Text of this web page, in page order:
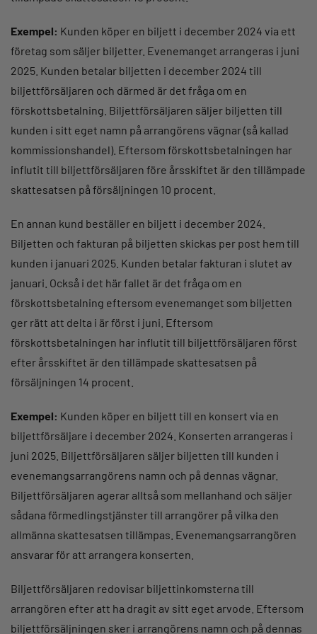
Exempel: Kunden köper en biljett i december 2024 via ett
företag som säljer biljetter. Evenemanget arrangeras i juni
2025. Kunden betalar biljetten i december 2024 till
biljettförsäljaren och därmed är det fråga om en
förskottsbetalning. Biljettförsäljaren säljer biljetten till
kunden i sitt eget namn på arrangörens vägnar (så kallad
kommissionshandel). Eftersom förskottsbetalningen har
influtit till biljettförsäljaren före årsskiftet är den tillämpade
skattesatsen på försäljningen 10 procent.
En annan kund beställer en biljett i december 2024.
Biljetten och fakturan på biljetten skickas per post hem till
kunden i januari 2025. Kunden betalar fakturan i slutet av
januari. Också i det här fallet är det fråga om en
förskottsbetalning eftersom evenemanget som biljetten
ger rätt att delta i är först i juni. Eftersom
förskottsbetalningen har influtit till biljettförsäljaren först
efter årsskiftet är den tillämpade skattesatsen på
försäljningen 14 procent.
Exempel: Kunden köper en biljett till en konsert via en
biljettförsäljare i december 2024. Konserten arrangeras i
juni 2025. Biljettförsäljaren säljer biljetten till kunden i
evenemangsarrangörens namn och på dennas vägnar.
Biljettförsäljaren agerar alltså som mellanhand och säljer
sådana förmedlingstjänster till arrangörer på vilka den
allmänna skattesatsen tillämpas. Evenemangsarrangören
ansvarar för att arrangera konserten.
Biljettförsäljaren redovisar biljettinkomsterna till
arrangören efter att ha dragit av sitt eget arvode. Eftersom
biljettförsäljningen sker i arrangörens namn och på dennas